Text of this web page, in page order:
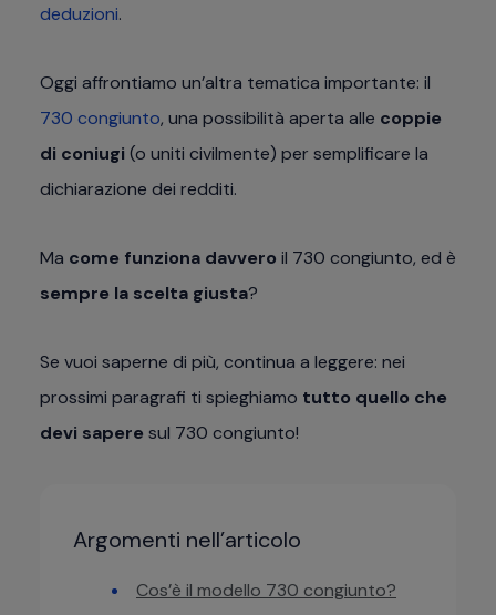
deduzioni.
Oggi affrontiamo un’altra tematica importante: il
730 congiunto, una possibilità aperta alle coppie
di coniugi (o uniti civilmente) per semplificare la
dichiarazione dei redditi.
Ma come funziona davvero il 730 congiunto, ed è
sempre la scelta giusta?
Se vuoi saperne di più, continua a leggere: nei
prossimi paragrafi ti spieghiamo tutto quello che
devi sapere sul 730 congiunto!
Argomenti nell’articolo
Cos’è il modello 730 congiunto?